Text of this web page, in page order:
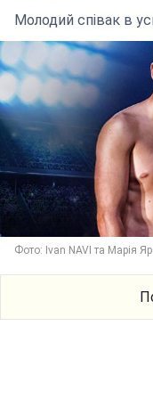
Молодий співак в
Фото: Ivan NAVI та Марія